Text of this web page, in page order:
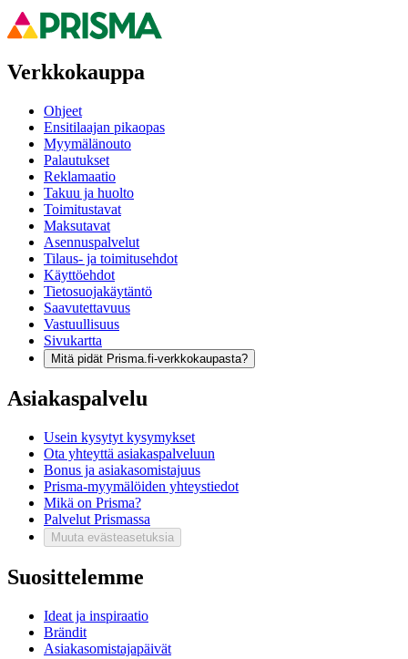
Verkkokauppa
Ohjeet
Ensitilaajan pikaopas
Myymälänouto
Palautukset
Reklamaatio
Takuu ja huolto
Toimitustavat
Maksutavat
Asennuspalvelut
Tilaus- ja toimitusehdot
Käyttöehdot
Tietosuojakäytäntö
Saavutettavuus
Vastuullisuus
Sivukartta
Mitä pidät Prisma.fi-verkkokaupasta?
Asiakaspalvelu
Usein kysytyt kysymykset
Ota yhteyttä asiakaspalveluun
Bonus ja asiakasomistajuus
Prisma-myymälöiden yhteystiedot
Mikä on Prisma?
Palvelut Prismassa
Muuta evästeasetuksia
Suosittelemme
Ideat ja inspiraatio
Brändit
Asiakasomistajapäivät